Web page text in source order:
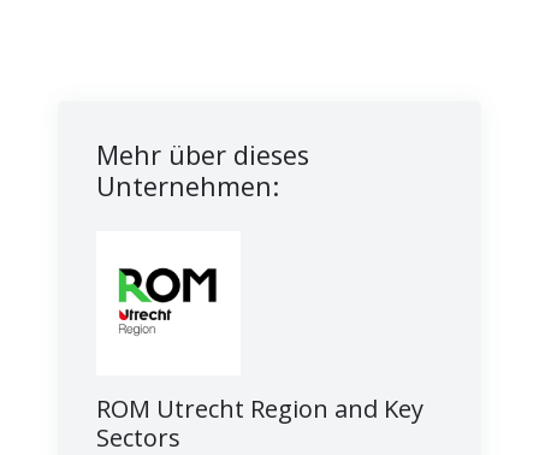
Mehr über dieses
Unternehmen:
ROM Utrecht Region and Key
Sectors